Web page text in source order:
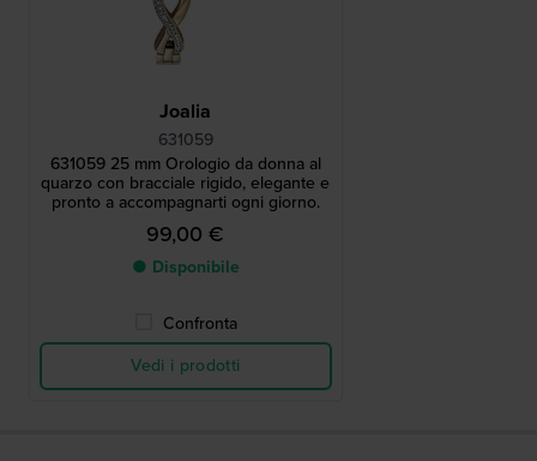
Joalia
631059
631059 25 mm Orologio da donna al
quarzo con bracciale rigido, elegante e
pronto a accompagnarti ogni giorno.
99,00 €
● Disponibile
Confronta
Vedi i prodotti